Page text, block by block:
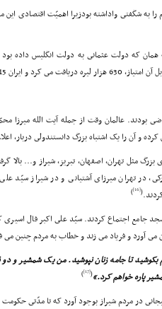
را به شگفتى واداشته بودزیرا اهمیّت
که دولت عثمانى به دولت انگلیس داده بود
و ایران 15 هزار لیره.
بودند. عالمان وقت از جمله آیت الله میرزا
و آن را یک اشتباه بزرگ دانستندولى دربار،
مثل تهران، اصفهان، تبریز، شیراز و... بالا
در تهران میرزاى آشتیانى و در شیراز سیّد
(
[16]
)
جامع اجتماع کردند. سیّد على اکبر فال
مى آورد و فریاد مى زند و خطاب به مردم چنین مى
تا جامه زنان نپوشید. من یک شمشیر و دو
پاره خواهم کرد.»(
[17]
)
در مردم شیراز بوجود آورد که تا مدّتى حکومت